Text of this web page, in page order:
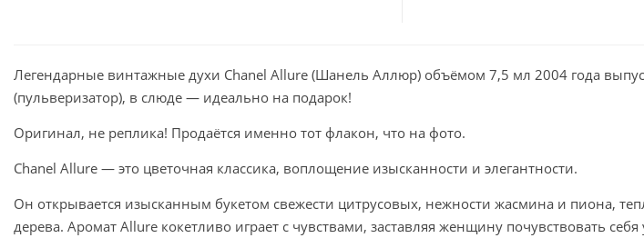
Легендарные винтажные духи Chanel Allure (Шанель Аллюр) объёмом 7,5 мл 2004 года
(пульверизатор), в слюде — идеально на подарок!
Оригинал, не реплика! Продаётся именно тот флакон, что на фото.
Chanel Allure — это цветочная классика, воплощение изысканности и элегантности.
Он открывается изысканным букетом свежести цитрусовых, нежности жасмина и пиона,
дерева. Аромат Allure кокетливо играет с чувствами, заставляя женщину почувствовать